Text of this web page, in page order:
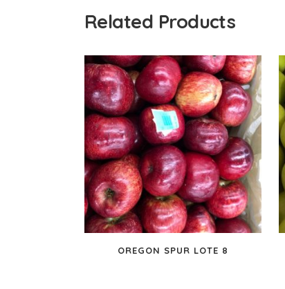
Related Products
OREGON SPUR LOTE 8